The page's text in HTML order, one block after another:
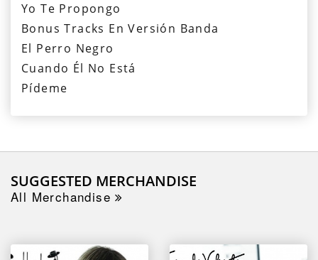
Yo Te Propongo
Bonus Tracks En Versión Banda
El Perro Negro
Cuando Él No Está
Pídeme
SUGGESTED MERCHANDISE
All Merchandise